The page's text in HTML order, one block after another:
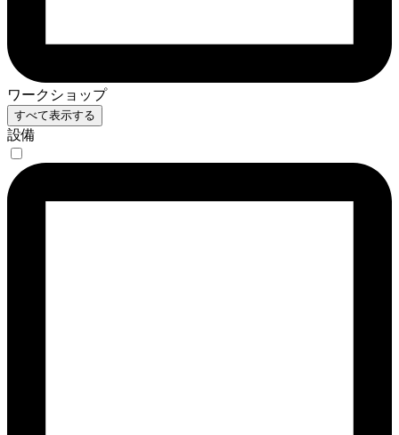
ワークショップ
すべて表示する
設備